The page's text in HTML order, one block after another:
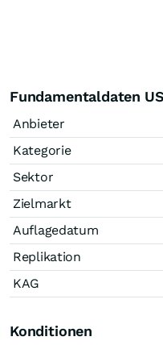
Fundamentaldaten
Anbieter
Kategorie
Sektor
Zielmarkt
Auflagedatum
Replikation
KAG
Konditionen